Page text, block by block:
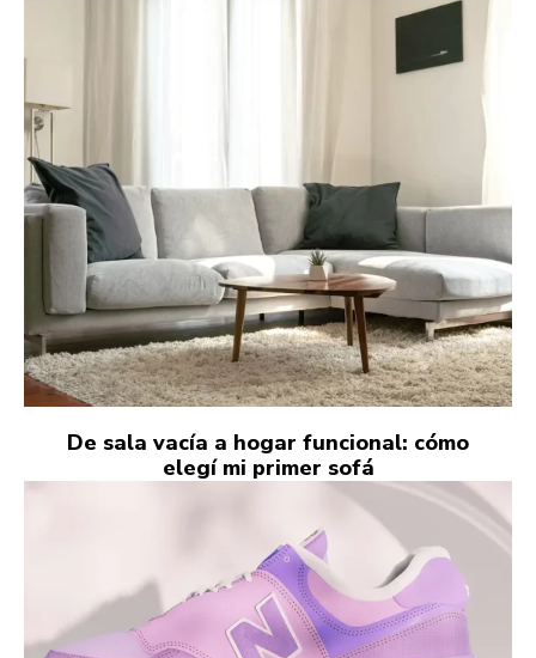
De sala vacía a hogar funcional: cómo
elegí mi primer sofá